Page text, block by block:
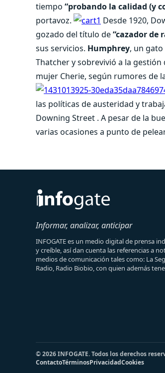
tiempo “probando la calidad (y
portavoz.
Desde 1920,
gozado del título de“cazador de
sus servicios. Humphrey, un
Thatcher y sobrevivió a la
mujer Cherie, según rumores de
las políticas de austeridad y
Downing Street . A pesar de la
varias ocasiones a punto de
Informar, analizar, anticipar
INFOGATE es un medio digital de prensa
y creíble, así dan cuenta las referencias a
medios de comunicación tales como: La
Radio, Radio Biobio, con quien además
© 2026 INFOGATE. Todos los derechos
ContactoTérminosPrivacidadCookies